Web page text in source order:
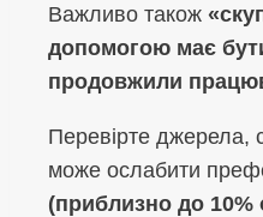
Важливо також
допомогою має
продовжили
Перевірте джерела,
може ослабити
(приблизно до 10%